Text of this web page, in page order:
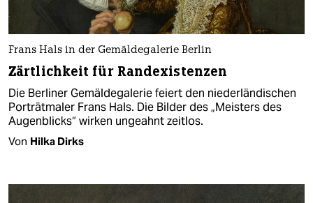
Frans Hals in der Gemäldegalerie Berlin
Zärtlichkeit für Randexistenzen
Die Berliner Gemäldegalerie feiert den niederländischen
Porträtmaler Frans Hals. Die Bilder des „Meisters des
Augenblicks“ wirken ungeahnt zeitlos.
Von Hilka Dirks